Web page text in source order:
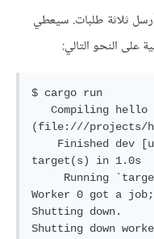
ثلاثة طلبات. سيعطي
على النحو التالي:
$ cargo run
(file:///projects/
target(s) in 1.0s
Worker 0 got a
Shutting down.
Shutting down